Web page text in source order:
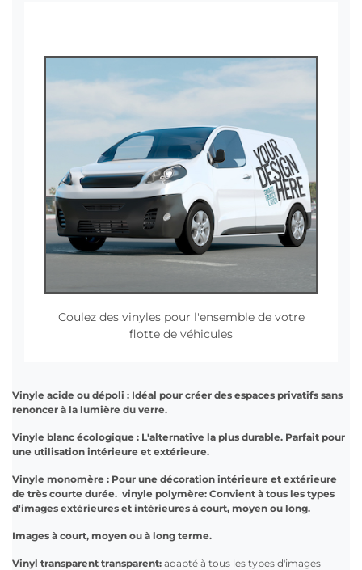
Coulez des vinyles pour l'ensemble de votre
flotte de véhicules
Vinyle acide ou dépoli : Idéal pour créer des espaces privatifs sans
renoncer à la lumière du verre.
Vinyle blanc écologique : L'alternative la plus durable. Parfait pour
une utilisation intérieure et extérieure.
Vinyle monomère : Pour une décoration intérieure et extérieure
de très courte durée. vinyle polymère: Convient à tous les types
d'images extérieures et intérieures à court, moyen ou long.
Images à court, moyen ou à long terme.
Vinyl transparent transparent: adapté à tous les types d'images